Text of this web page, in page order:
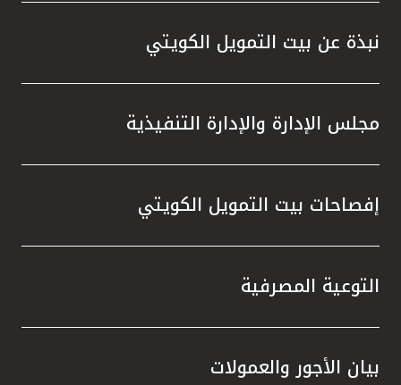
نبذة عن بيت التمويل الكويتي
مجلس الإدارة والإدارة التنفيذية
إفصاحات بيت التمويل الكويتي
التوعية المصرفية
بيان الأجور والعمولات